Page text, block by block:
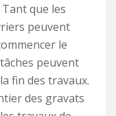
que les
peuvent
le
peuvent
fin des travaux.
des gravats